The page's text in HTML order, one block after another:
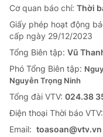
Cơ quan báo chí: Thời
Giấy phép hoạt động
cấp ngày 29/12/2023
Tổng Biên tập: Vũ
Phó Tổng Biên tập:
Nguyễn Trọng Ninh
Tổng đài VTV: 024.38
Ðiện thoại Thời báo VTV:
Email: toasoan@vtv.vn